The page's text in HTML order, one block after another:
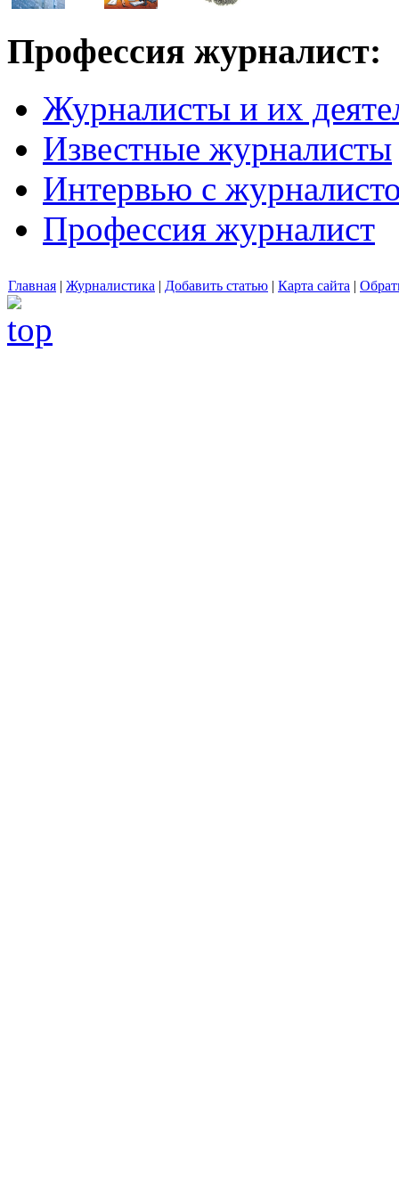
Профессия журналист:
Журналисты и их
Известные журналисты
Интервью с
Профессия журналист
Главная | Журналистика | Добавить статью | Карта сайта |